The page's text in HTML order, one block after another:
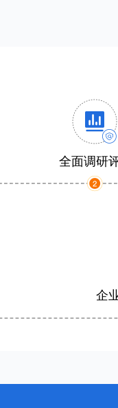
全面调研
企